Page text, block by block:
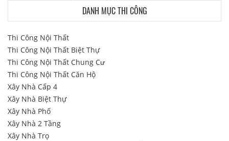
DANH MỤC THI CÔNG
Thi Công Nội Thất
Thi Công Nội Thất Biệt Thự
Thi Công Nội Thất Chung Cư
Thi Công Nội Thất Căn Hộ
Xây Nhà Cấp 4
Xây Nhà Biệt Thự
Xây Nhà Phố
Xây Nhà 2 Tầng
Xây Nhà Trọ